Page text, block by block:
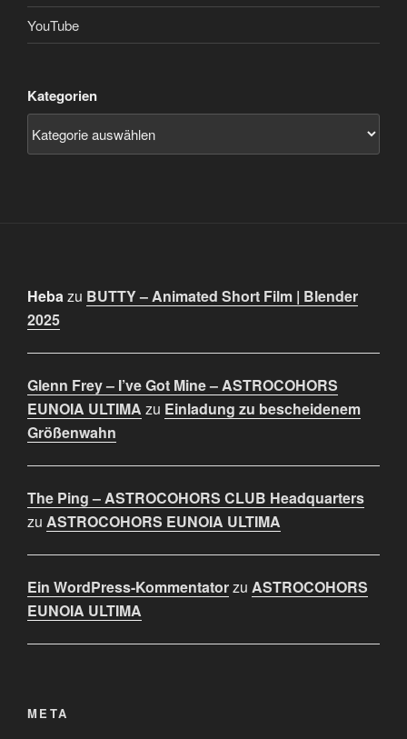
YouTube
Kategorien
Hebazu BUTTY – Animated Short Film | Blender
2025
Glenn Frey – I’ve Got Mine – ASTROCOHORS
EUNOIA ULTIMA zu Einladung zu bescheidenem
Größenwahn
The Ping – ASTROCOHORS CLUB Headquarters
zu ASTROCOHORS EUNOIA ULTIMA
Ein WordPress-Kommentatorzu ASTROCOHORS
EUNOIA ULTIMA
META